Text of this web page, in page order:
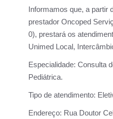
Informamos que, a partir
prestador Oncoped
0), prestará os
Unimed Local,
Especialidade: Consulta
Pediátrica.
Tipo de atendimento:
Endereço: Rua Doutor